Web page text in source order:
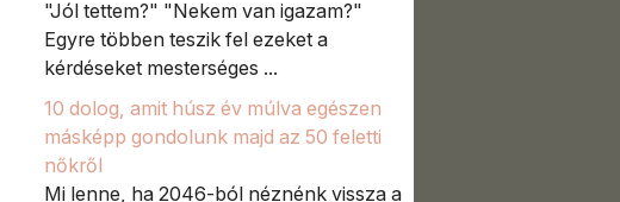
"Jól tettem?" "Nekem van igazam?"
Egyre többen teszik fel ezeket a
kérdéseket mesterséges ...
10 dolog, amit húsz év múlva egészen
másképp gondolunk majd az 50 feletti
nőkről
Mi lenne, ha 2046-ból néznénk vissza a